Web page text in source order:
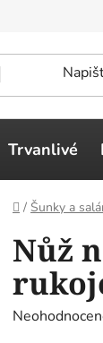
Trvanlivé
Domů
/ Šunky a
Nůž
Průměrné